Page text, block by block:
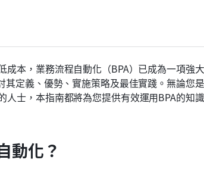
成本，業務流程自動化（BPA）已成為一項強
其定義、優勢、實施策略及最佳實踐。無論您
人士，本指南都將為您提供有效運用BPA的知
動化？